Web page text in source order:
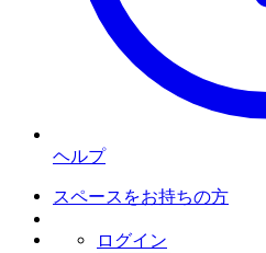
ヘルプ
スペースをお持ちの方
ログイン